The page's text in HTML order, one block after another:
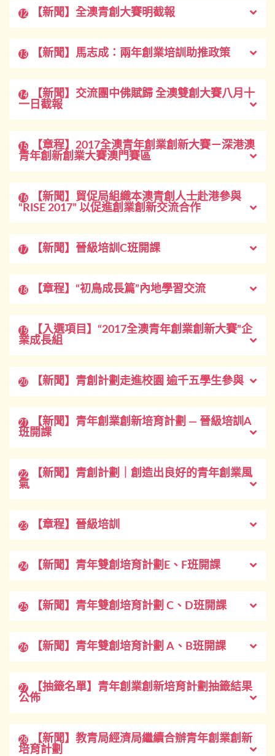
12 【新聞】全澳青創大賽明截報
13 【新聞】馬志成：兩年創業培訓助推政策
14
【新聞】交流團中佛賦歸 全澳雙創大賽八月十
一日截報
15
【章程】2017全澳青年創業創新大賽－深港澳
青年創新創業大賽澳門賽區
16
【新聞】貿促局組織本澳青創人士赴港參與
“RISE 2017” 以促進創業創新交流合作
17 【新聞】晉級培訓C班開課
18 【章程】“初鳥成長篇”內地學習交流
19
【入選項目】“2017全澳青年創業創新大賽”企
業成長組
20 【新聞】青創計劃走進校園 逾千五學生參與
21
【新聞】青年創業創新培育計劃 — 晉級培訓A
班開課
22
【新聞】青創計劃｜創造出良好的青年創業風
氣
23 【章程】晉級培訓
24 【新聞】青年雙創培育計劃E、F班開課
25 【新聞】青年雙創培育計劃 C、D班開課
26 【新聞】青年雙創培育計劃 A、B班開課
27
【抽籤名單】青年創業創新培育計劃抽籤結果
公佈
28
【新聞】教青局經濟局繼續合辦青年創業創新
培育計劃